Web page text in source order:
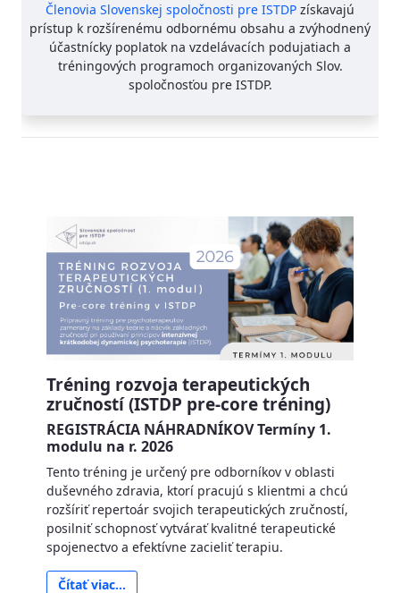
Členovia Slovenskej spoločnosti pre ISTDP získavajú
prístup k rozšírenému odbornému obsahu a zvýhodnený
účastnícky poplatok na vzdelávacích podujatiach a
tréningových programoch organizovaných Slov.
spoločnosťou pre ISTDP.
Tréning rozvoja terapeutických
zručností (ISTDP pre-core tréning)
REGISTRÁCIA NÁHRADNÍKOV Termíny 1.
modulu na r. 2026
Tento tréning je určený pre odborníkov v oblasti
duševného zdravia, ktorí pracujú s klientmi a chcú
rozšíriť repertoár svojich terapeutických zručností,
posilniť schopnosť vytvárať kvalitné terapeutické
spojenectvo a efektívne zacieliť terapiu.
Čítať viac...